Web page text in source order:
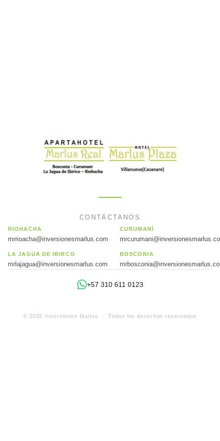
CONTÁCTANOS
RIOHACHA
mrrioacha@inversionesmarlus.com
CURUMANÍ
LA JAGUA DE IBIRCO
mrlajagua@inversionesmarlus.com
BOSCONIA
+57 310 611 0123
© 2025 Inversiones Marlus · Todos los derechos reservados